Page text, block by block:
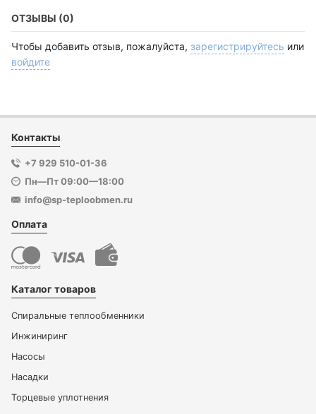
ОТЗЫВЫ (0)
Чтобы добавить отзыв, пожалуйста, зарегистрируйтесь или
войдите
Контакты
+7 929 510-01-36
Пн—Пт 09:00—18:00
info@sp-teploobmen.ru
Оплата
Каталог товаров
Спиральные теплообменники
Инжиниринг
Насосы
Насадки
Торцевые уплотнения